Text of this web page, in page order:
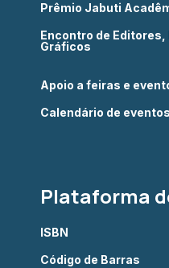
Prêmio Jabuti
Encontro de
Gráficos
Apoio a feiras e
Calendário de eventos
Plataforma
ISBN
Código de Barras